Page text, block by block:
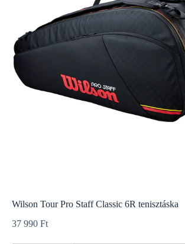
Wilson Tour Pro Staff Classic 6R tenisztáska
37 990 Ft